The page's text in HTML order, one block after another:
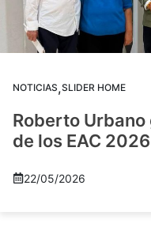
NOTICIAS,SLIDER HOME
Roberto
de los EAC
22/05/2026